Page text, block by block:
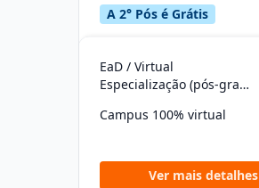
A 2° Pós é Grátis
EaD / Virtual
Especialização (pós-graduação)
Campus 100% virtual
Ver mais detalhes